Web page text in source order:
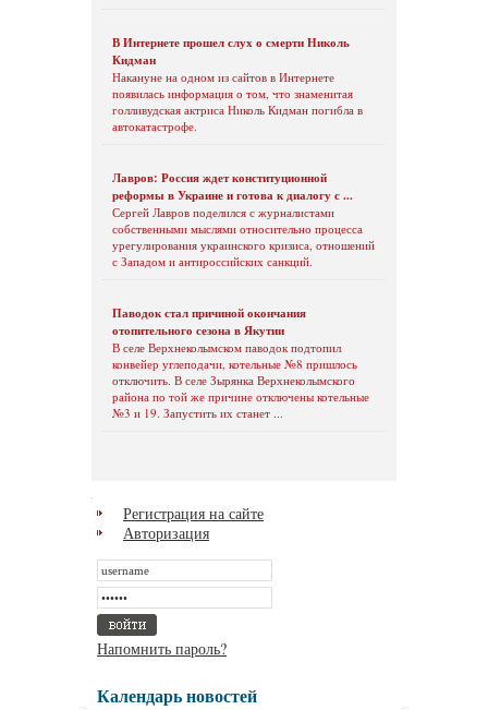
В Интернете прошел слух о смерти Николь
Кидман
Накануне на одном из сайтов в Интернете
появилась информация о том, что знаменитая
голливудская актриса Николь Кидман погибла в
автокатастрофе.
Лавров: Россия ждет конституционной
реформы в Украине и готова к диалогу с ...
Сергей Лавров поделился с журналистами
собственными мыслями относительно процесса
урегулирования украинского кризиса, отношений
с Западом и антироссийских санкций.
Паводок стал причиной окончания
отопительного сезона в Якутии
В селе Верхнеколымском паводок подтопил
конвейер углеподачи, котельные №8 пришлось
отключить. В селе Зырянка Верхнеколымского
района по той же причине отключены котельные
№3 и 19. Запустить их станет ...
Регистрация на сайте
Авторизация
Напомнить пароль?
Календарь новостей